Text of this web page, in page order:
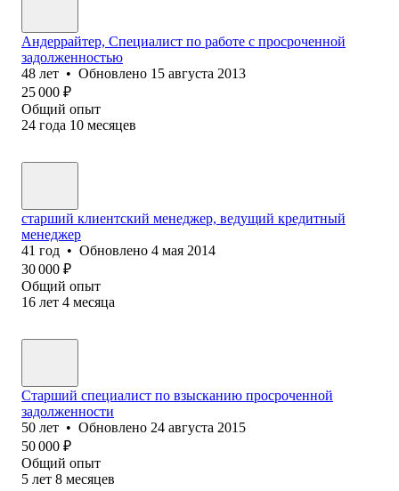
Андеррайтер, Специалист по работе с просроченной
задолженностью
48 лет • Обновлено 15 августа 2013
25 000 ₽
Общий опыт
24 года 10 месяцев
старший клиентский менеджер, ведущий кредитный
менеджер
41 год • Обновлено 4 мая 2014
30 000 ₽
Общий опыт
16 лет 4 месяца
Старший специалист по взысканию просроченной
задолженности
50 лет • Обновлено 24 августа 2015
50 000 ₽
Общий опыт
5 лет 8 месяцев